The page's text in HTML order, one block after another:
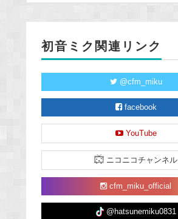
初音ミク関連リンク
@cfm_miku
facebook
YouTube
ニコニコチャンネル
cfm_miku_official
@hatsunemiku0831